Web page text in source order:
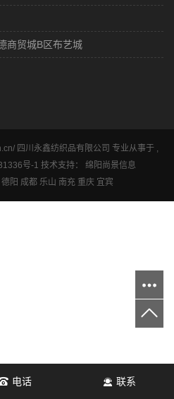
商贸城B区布艺城
四川永鑫纺织品有限公司 专业从事于 ,
号-1 技术支持： 绵阳尚景信息
德阳 成都 乐山 南充 重庆 宜宾
电话 联系